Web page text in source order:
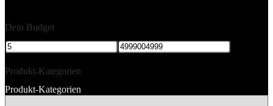
Dein Budget
Produkt-Kategorien
Produkt-Kategorien